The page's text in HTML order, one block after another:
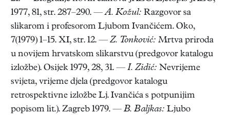
1977, 81, str. 287–290. —A. Kožul: Razgovor sa
slikarom i profesorom Ljubom Ivančićem. Oko,
7(1979) 1–15. XI, str. 12. — Z. Tonković: Mrtva priroda
u novijem hrvatskom slikarstvu (predgovor katalogu
izložbe). Osijek 1979, 28, 31. — I. Zidić: Nevrijeme
svijeta, vrijeme djela (predgovor katalogu
retrospektivne izložbe Lj. Ivančića s potpunijim
popisom lit.). Zagreb 1979. — B. Baljkas: Ljubo